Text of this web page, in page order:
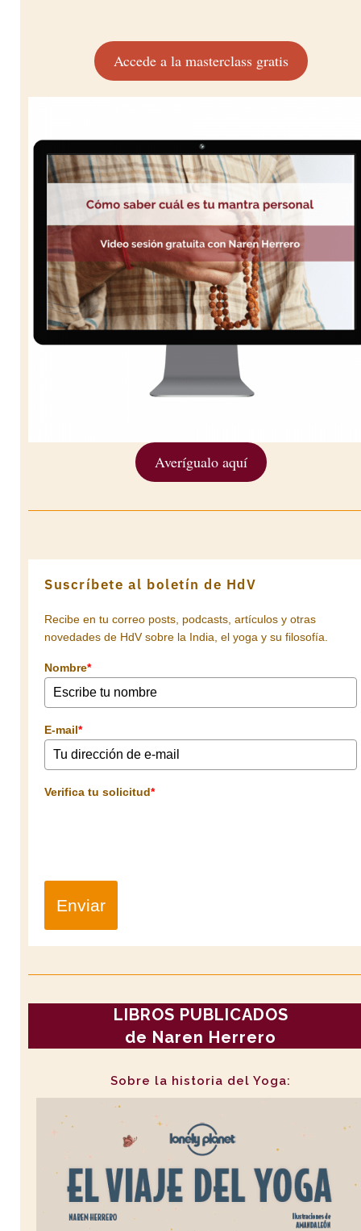
Accede a la masterclass gratis
Averígualo aquí
Suscríbete al boletín de HdV
Recibe en tu correo posts, podcasts, artículos y otras
novedades de HdV sobre la India, el yoga y su filosofía.
Nombre*
E-mail*
Verifica tu solicitud*
Enviar
LIBROS PUBLICADOS
de Naren Herrero
Sobre la historia del Yoga: